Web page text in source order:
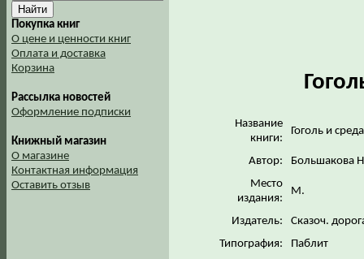
Покупка книг
О цене и ценности книг
Оплата и доставка
Корзина
Рассылка новостей
Оформление подписки
Книжный магазин
О магазине
Контактная информация
Оставить отзыв
Название
книги:
Гоголь и
Автор:
Большакова
Место
издания:
М.
Издатель:
Сказоч.
Типография:
Паблит